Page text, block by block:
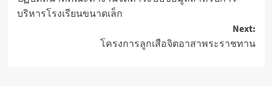
navigation
บริหารโรงเรียนขนาดเล็ก
Next:
โครงการลูกเสือจิตอาสาพระราชทาน